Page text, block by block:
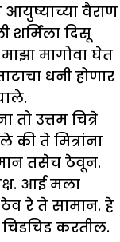
वैराण
शर्मिला दिसू
मागोवा घेत
धनी होणार
तो उत्तम चित्रे
की ते मित्रांना
तसेच ठेवून.
आई मला
रे ते सामान. हे
करतील.